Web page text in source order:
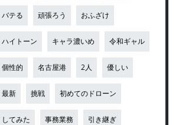
バテる 頑張ろう おふざけ
ハイトーン キャラ濃いめ 令和ギャル
個性的 名古屋港 2人 優しい
最新 挑戦 初めてのドローン
してみた 事務業務 引き継ぎ